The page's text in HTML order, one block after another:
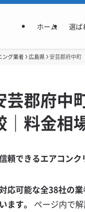
ホーム 選ば
ング業者 広島県 安芸郡府中町
芸郡府中
｜料金相
頼できるエアコンク
応可能な全38社の
ます。
ページ内で